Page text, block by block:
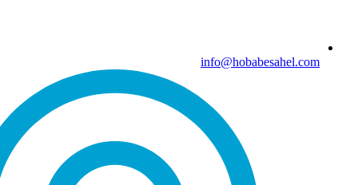
info@hobabesahel.com